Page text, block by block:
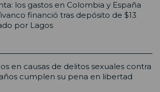
los gastos en Colombia y España
financió tras depósito de $13
por Lagos
en causas de delitos sexuales contra
cumplen su pena en libertad